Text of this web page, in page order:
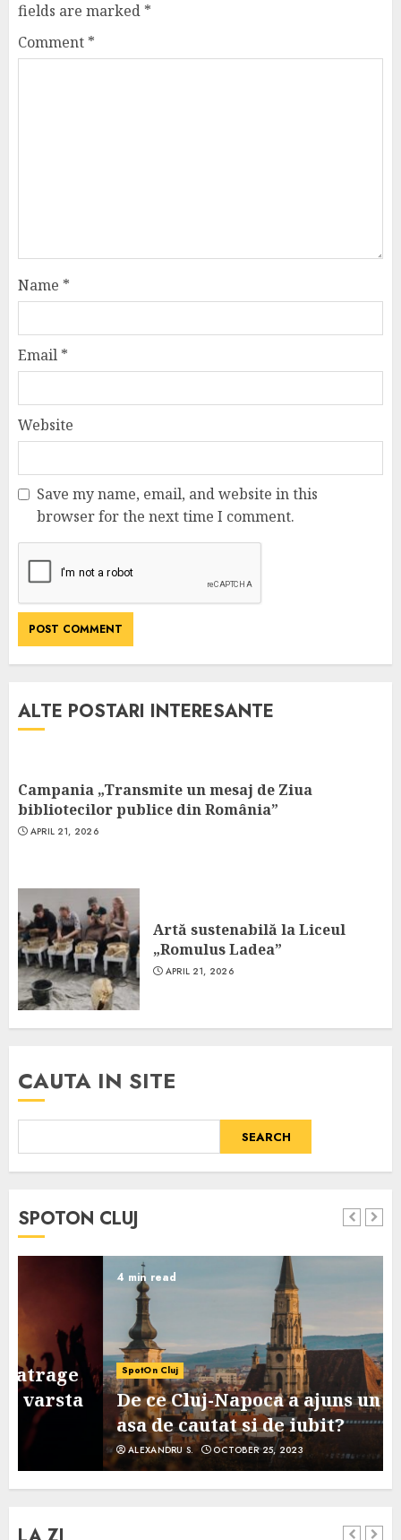
fields are marked *
Comment *
Name *
Email *
Website
Save my name, email, and website in this
browser for the next time I comment.
ALTE POSTARI INTERESANTE
Campania „Transmite un mesaj de Ziua
bibliotecilor publice din România”
APRIL 21, 2026
Artă sustenabilă la Liceul
„Romulus Ladea”
APRIL 21, 2026
CAUTA IN SITE
SEARCH
SPOTON CLUJ
SpotOn Cluj
De ce Cluj-Napoca a ajuns un oras
asa de cautat si de iubit?
ALEXANDRU S. OCTOBER 25, 2023